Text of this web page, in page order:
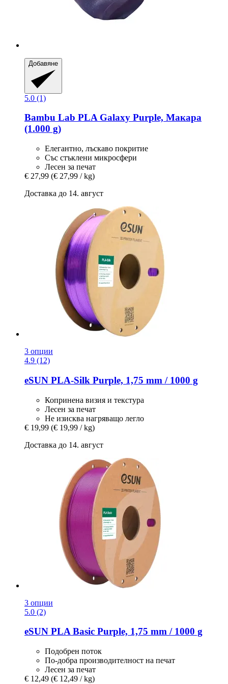
Добавяне
5.0 (1)
Bambu Lab PLA Galaxy Purple, Макара
(1.000 g)
Елегантно, лъскаво покритие
Със стъклени микросфери
Лесен за печат
€ 27,99 (€ 27,99 / kg)
Доставка до 14. август
3 опции
4.9 (12)
eSUN PLA-​Silk Purple, 1,75 mm / 1000 g
Копринена визия и текстура
Лесен за печат
Не изисква нагряващо легло
€ 19,99 (€ 19,99 / kg)
Доставка до 14. август
3 опции
5.0 (2)
eSUN PLA Basic Purple, 1,75 mm / 1000 g
Подобрен поток
По-добра производителност на печат
Лесен за печат
€ 12,49 (€ 12,49 / kg)